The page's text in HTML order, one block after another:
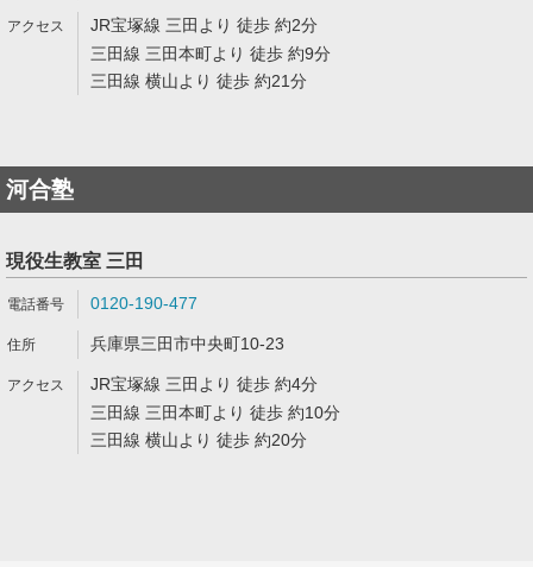
JR宝塚線 三田より 徒歩 約2分
三田線 三田本町より 徒歩 約9分
三田線 横山より 徒歩 約21分
河合塾
現役生教室 三田
0120-190-477
兵庫県三田市中央町10-23
JR宝塚線 三田より 徒歩 約4分
三田線 三田本町より 徒歩 約10分
三田線 横山より 徒歩 約20分